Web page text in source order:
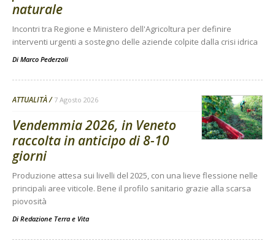
naturale
Incontri tra Regione e Ministero dell'Agricoltura per definire
interventi urgenti a sostegno delle aziende colpite dalla crisi idrica
Di Marco Pederzoli
ATTUALITÀ 7 Agosto 2026
Vendemmia 2026, in Veneto
raccolta in anticipo di 8-10
giorni
Produzione attesa sui livelli del 2025, con una lieve flessione nelle
principali aree viticole. Bene il profilo sanitario grazie alla scarsa
piovosità
Di Redazione Terra e Vita